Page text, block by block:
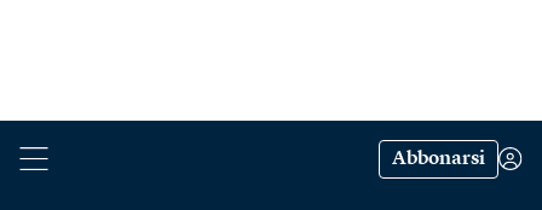
Abbonarsi